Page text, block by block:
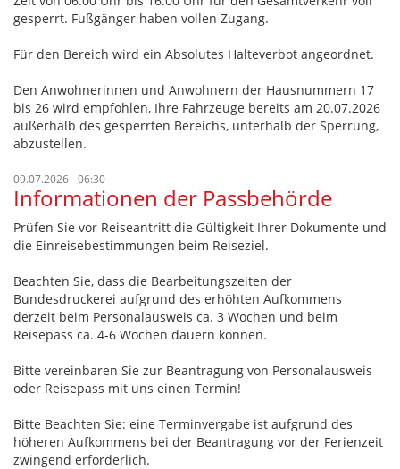
gesperrt. Fußgänger haben vollen Zugang.
Für den Bereich wird ein Absolutes Halteverbot angeordnet.
Den Anwohnerinnen und Anwohnern der Hausnummern 17
bis 26 wird empfohlen, Ihre Fahrzeuge bereits am 20.07.2026
außerhalb des gesperrten Bereichs, unterhalb der Sperrung,
abzustellen.
09.07.2026 - 06:30
Informationen der Passbehörde
Prüfen Sie vor Reiseantritt die Gültigkeit Ihrer Dokumente und
die Einreisebestimmungen beim Reiseziel.
Beachten Sie, dass die Bearbeitungszeiten der
Bundesdruckerei aufgrund des erhöhten Aufkommens
derzeit beim Personalausweis ca. 3 Wochen und beim
Reisepass ca. 4-6 Wochen dauern können.
Bitte vereinbaren Sie zur Beantragung von Personalausweis
oder Reisepass mit uns einen Termin!
Bitte Beachten Sie: eine Terminvergabe ist aufgrund des
höheren Aufkommens bei der Beantragung vor der Ferienzeit
zwingend erforderlich.